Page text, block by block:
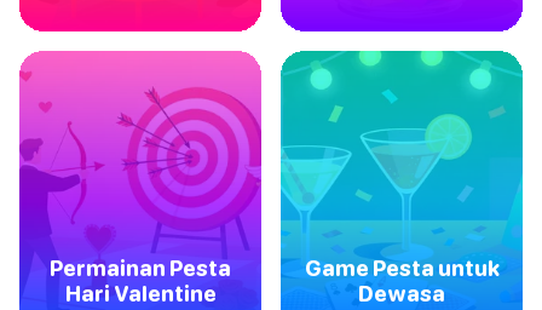
Permainan Pesta
Hari Valentine
Game Pesta untuk
Dewasa